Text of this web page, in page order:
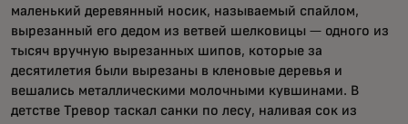
маленький деревянный носик, называемый спайлом,
вырезанный его дедом из ветвей шелковицы — одного из
тысяч вручную вырезанных шипов, которые за
десятилетия были вырезаны в кленовые деревья и
вешались металлическими молочными кувшинами. В
детстве Тревор таскал санки по лесу, наливая сок из